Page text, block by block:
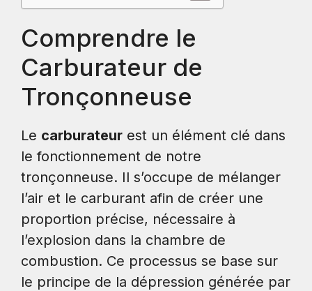
Comprendre le
Carburateur de
Tronçonneuse
Le carburateur est un élément clé dans
le fonctionnement de notre
tronçonneuse. Il s’occupe de mélanger
l’air et le carburant afin de créer une
proportion précise, nécessaire à
l’explosion dans la chambre de
combustion. Ce processus se base sur
le principe de la dépression générée par